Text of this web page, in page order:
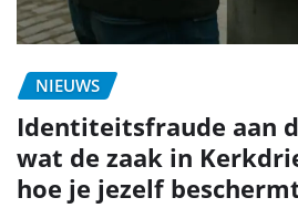
NIEUWS
Identiteitsfraude aan
wat de zaak in
hoe je jezelf